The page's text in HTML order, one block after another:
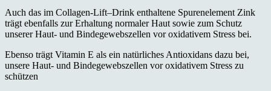
Auch das im Collagen-Lift–Drink enthaltene Spurenelement Zink
trägt ebenfalls zur Erhaltung normaler Haut sowie zum Schutz
unserer Haut- und Bindegewebszellen vor oxidativem Stress bei.
Ebenso trägt Vitamin E als ein natürliches Antioxidans dazu bei,
unsere Haut- und Bindegewebszellen vor oxidativem Stress zu
schützen